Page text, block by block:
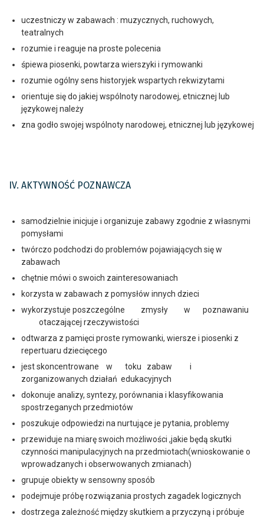
uczestniczy w zabawach : muzycznych, ruchowych,
teatralnych
rozumie i reaguje na proste polecenia
śpiewa piosenki, powtarza wierszyki i rymowanki
rozumie ogólny sens historyjek wspartych rekwizytami
orientuje się do jakiej wspólnoty narodowej, etnicznej lub
językowej należy
zna godło swojej wspólnoty narodowej, etnicznej lub językowej
IV. AKTYWNOŚĆ POZNAWCZA
samodzielnie inicjuje i organizuje zabawy zgodnie z własnymi
pomysłami
twórczo podchodzi do problemów pojawiających się w
zabawach
chętnie mówi o swoich zainteresowaniach
korzysta w zabawach z pomysłów innych dzieci
wykorzystuje poszczególne zmysły w poznawaniu
otaczającej rzeczywistości
odtwarza z pamięci proste rymowanki, wiersze i piosenki z
repertuaru dziecięcego
jest skoncentrowane w toku zabaw i
zorganizowanych działań edukacyjnych
dokonuje analizy, syntezy, porównania i klasyfikowania
spostrzeganych przedmiotów
poszukuje odpowiedzi na nurtujące je pytania, problemy
przewiduje na miarę swoich możliwości ,jakie będą skutki
czynności manipulacyjnych na przedmiotach(wnioskowanie o
wprowadzanych i obserwowanych zmianach)
grupuje obiekty w sensowny sposób
podejmuje próbę rozwiązania prostych zagadek logicznych
dostrzega zależność między skutkiem a przyczyną i próbuje